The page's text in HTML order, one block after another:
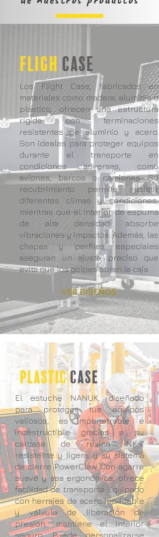
FLIGH CASE
Los Flight Case, fabricados en
materiales como madera, aluminio o
plástico, ofrecen una estructura
rígida con terminaciones
resistentes de aluminio y acero.
Son ideales para proteger equipos
durante el transporte en
condiciones adversas, como
aviones, barcos o camiones. Su
recubrimiento permite resistir
diferentes climas y condiciones,
mientras que el interior de espuma
de alta densidad absorbe
vibraciones y impactos. Además, las
chapas y perfiles especiales
aseguran un ajuste preciso que
evita que los golpes abran la caja.
VER DISEÑOS
PLASTICCASE
El estuche NANUK, diseñado
para proteger tus equipos
valiosos, es impenetrable e
indestructible gracias a su
carcasa de resina NK-7
resistente y ligera, y su sistema
de cierre PowerClaw. Con agarre
suave y asa ergonómica, ofrece
facilidad de transporte. Equipado
con herrajes de acero inoxidable
y válvula de liberación de
presión, mantiene el interior
seguro. Puede personalizarse